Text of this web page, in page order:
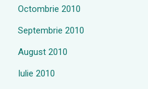
Octombrie 2010
Septembrie 2010
August 2010
Iulie 2010